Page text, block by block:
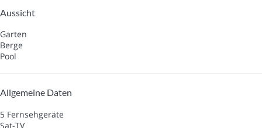
Aussicht
Garten
Berge
Pool
Allgemeine Daten
5 Fernsehgeräte
Sat-TV